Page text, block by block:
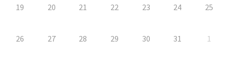
19 20 21 22 23 24 25
26 27 28 29 30 31 1